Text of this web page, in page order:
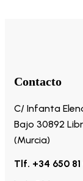
Contacto
C/ Infanta
Bajo 30892
(Murcia)
Tlf. +34 650